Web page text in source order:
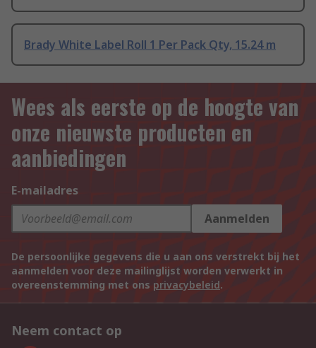
Brady White Label Roll 1 Per Pack Qty, 15.24 m
Wees als eerste op de hoogte van
onze nieuwste producten en
aanbiedingen
E-mailadres
Aanmelden
De persoonlijke gegevens die u aan ons verstrekt bij het
aanmelden voor deze mailinglijst worden verwerkt in
overeenstemming met ons privacybeleid.
Neem contact op